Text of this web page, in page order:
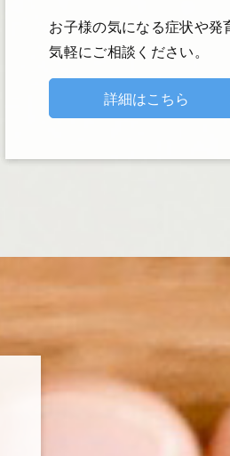
お子様の気になる症状や発
気軽にご相談ください。
詳細はこちら